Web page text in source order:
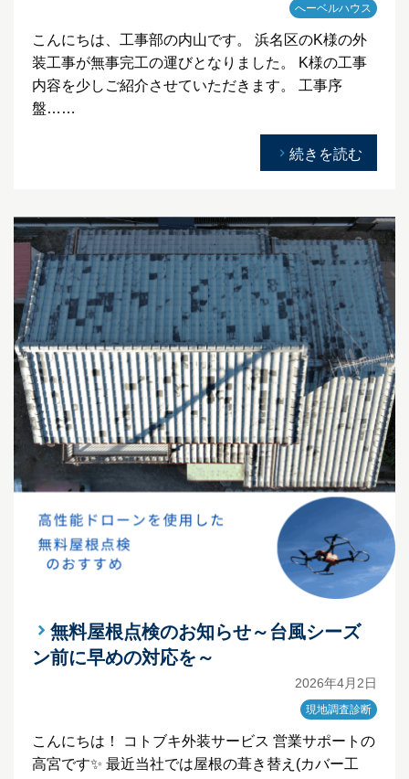
へーベルハウス
こんにちは、工事部の内山です。 浜名区のK様の外
装工事が無事完工の運びとなりました。 K様の工事
内容を少しご紹介させていただきます。 工事序
盤……
続きを読む
無料屋根点検のお知らせ～台風シーズ
ン前に早めの対応を～
2026年4月2日
現地調査診断
こんにちは！ コトブキ外装サービス 営業サポートの
高宮です✨ 最近当社では屋根の葺き替え(カバー工